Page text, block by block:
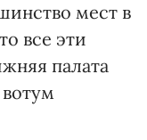
мест в
все эти
палата